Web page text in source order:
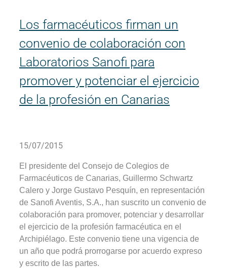
Los farmacéuticos firman un
convenio de colaboración con
Laboratorios Sanofi para
promover y potenciar el ejercicio
de la profesión en Canarias
15/07/2015
El presidente del Consejo de Colegios de
Farmacéuticos de Canarias, Guillermo Schwartz
Calero y Jorge Gustavo Pesquín, en representación
de Sanofi Aventis, S.A., han suscrito un convenio de
colaboración para promover, potenciar y desarrollar
el ejercicio de la profesión farmacéutica en el
Archipiélago. Este convenio tiene una vigencia de
un año que podrá prorrogarse por acuerdo expreso
y escrito de las partes.